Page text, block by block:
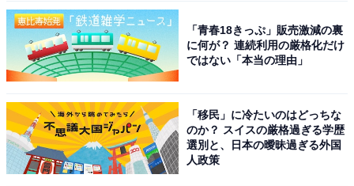
「青春18きっぷ」販売激減の裏
に何が？ 連続利用の厳格化だけ
ではない「本当の理由」
「移民」に冷たいのはどっちな
のか？ スイスの厳格過ぎる学歴
選別と、日本の曖昧過ぎる外国
人政策